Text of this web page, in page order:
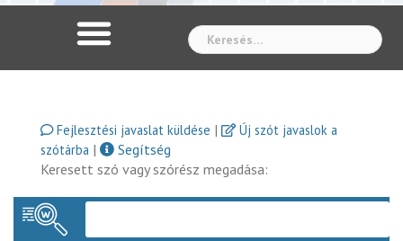
Fejlesztési javaslat küldése |
Új szót javaslok a
szótárba |
Segítség
Keresett szó vagy szórész megadása: